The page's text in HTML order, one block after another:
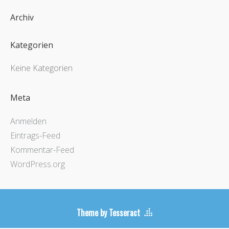
Archiv
Kategorien
Keine Kategorien
Meta
Anmelden
Eintrags-Feed
Kommentar-Feed
WordPress.org
Theme by Tesseract